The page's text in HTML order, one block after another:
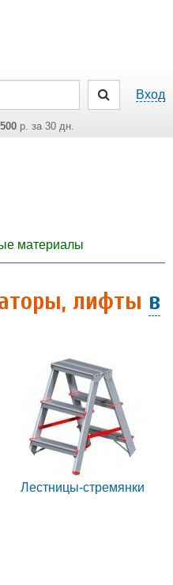
Вход
р. за 30 дн.
материалы
лифты в
Лестницы-стремянки